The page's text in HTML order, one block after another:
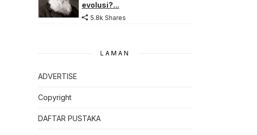
evolusi?...
5.8k Shares
LAMAN
ADVERTISE
Copyright
DAFTAR PUSTAKA